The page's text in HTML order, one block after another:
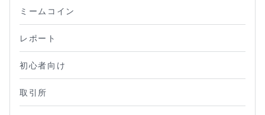
ミームコイン
レポート
初心者向け
取引所